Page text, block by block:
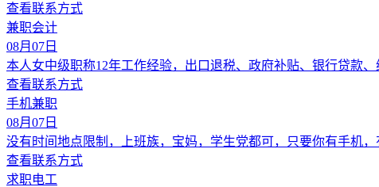
查看联系方式
兼职会计
08月07日
本人女中级职称12年工作经验，出口退税、政府补贴、银行贷款
查看联系方式
手机兼职
08月07日
没有时间地点限制，上班族，宝妈，学生党都可，只要你有手机
查看联系方式
求职电工